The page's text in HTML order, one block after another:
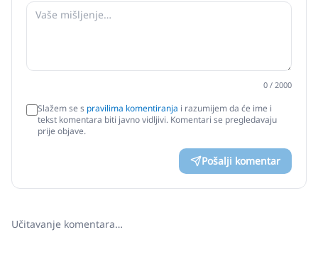
0 / 2000
Slažem se s pravilima komentiranja i razumijem da će ime i
tekst komentara biti javno vidljivi. Komentari se pregledavaju
prije objave.
Pošalji komentar
Učitavanje komentara…